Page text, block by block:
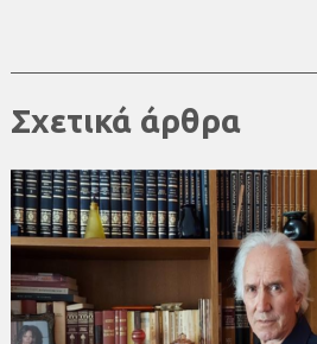
Σχετικά άρθρα